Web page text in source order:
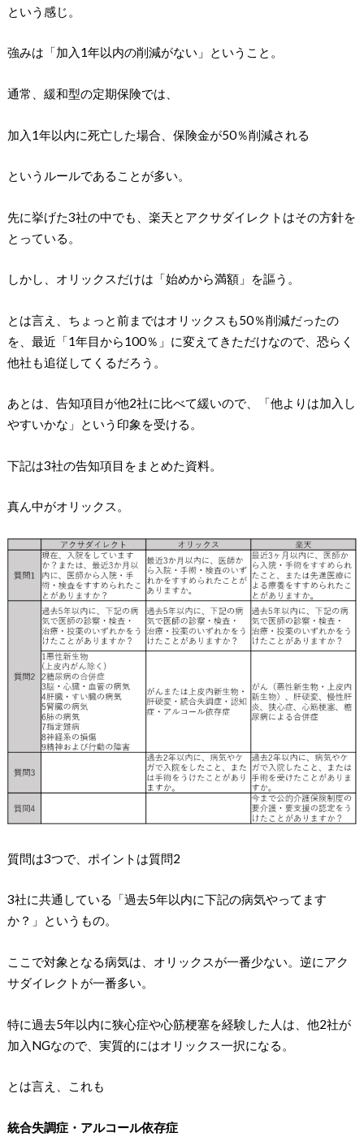
という感じ。
強みは「加入1年以内の削減がない」ということ。
通常、緩和型の定期保険では、
加入1年以内に死亡した場合、保険金が50％削減される
というルールであることが多い。
先に挙げた3社の中でも、楽天とアクサダイレクトはその方針を
とっている。
しかし、オリックスだけは「始めから満額」を謳う。
とは言え、ちょっと前まではオリックスも50％削減だったの
を、最近「1年目から100％」に変えてきただけなので、恐らく
他社も追従してくるだろう。
あとは、告知項目が他2社に比べて緩いので、「他よりは加入し
やすいかな」という印象を受ける。
下記は3社の告知項目をまとめた資料。
真ん中がオリックス。
質問は3つで、ポイントは質問2
3社に共通している「過去5年以内に下記の病気やってます
か？」というもの。
ここで対象となる病気は、オリックスが一番少ない。逆にアク
サダイレクトが一番多い。
特に過去5年以内に狭心症や心筋梗塞を経験した人は、他2社が
加入NGなので、実質的にはオリックス一択になる。
とは言え、これも
統合失調症・アルコール依存症